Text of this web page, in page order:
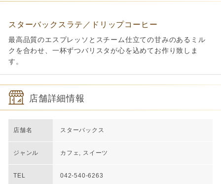
スターバックスラテ／ドリップコーヒー
最高品質のエスプレッソとスチーム仕立ての甘みのあるミル
クを合わせ、一杯ずつバリスタが心を込めてお作り致しま
す。
店舗詳細情報
店舗名 スターバックス
ジャンル カフェ, スイーツ
TEL 042-540-6263